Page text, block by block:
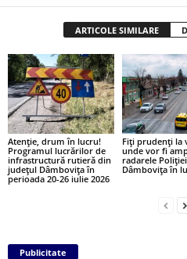
ARTICOLE SIMILARE
Atenție, drum în lucru!
Programul lucrărilor de
infrastructură rutieră din
județul Dâmbovița în
perioada 20-26 iulie 2026
Fiți prudenți la
unde vor fi
radarele
Dâmbovița în
Publicitate